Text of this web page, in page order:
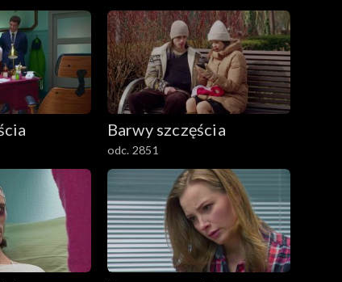
Barwy szczęścia
odc. 2851